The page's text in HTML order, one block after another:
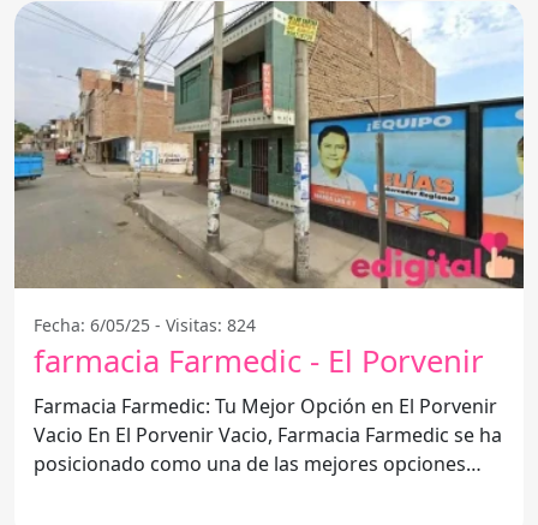
Fecha: 6/05/25 - Visitas: 824
farmacia Farmedic - El Porvenir
Farmacia Farmedic: Tu Mejor Opción en El Porvenir
Vacio En El Porvenir Vacio, Farmacia Farmedic se ha
posicionado como una de las mejores opciones